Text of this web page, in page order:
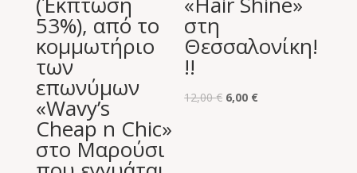
53%), από το
κομμωτήριο
των
επωνύμων
«Wavy’s
Cheap n Chic»
στο Μαρούσι
στη
Θεσσαλονίκη!
!!
12,00€ Original
6,00 €